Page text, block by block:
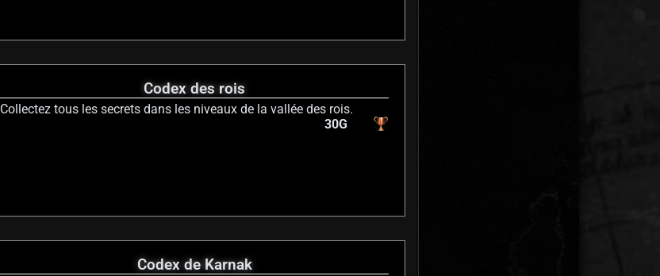
Codex des rois
Collectez tous les secrets dans les niveaux de la vallée des rois.
30G
Codex de Karnak